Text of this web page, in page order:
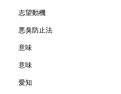
志望動機
悪臭防止法
意味
意味
愛知